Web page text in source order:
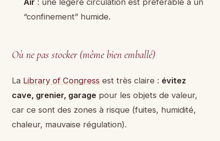
Air : une légère circulation est préférable à un
“confinement” humide.
Où ne pas stocker (même bien emballé)
La Library of Congress est très claire : évitez
cave, grenier, garage pour les objets de valeur,
car ce sont des zones à risque (fuites, humidité,
chaleur, mauvaise régulation).